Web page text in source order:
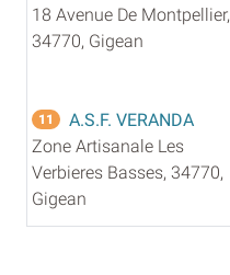
18 Avenue De Montpellier,
34770, Gigean
11
A.S.F. VERANDA
Zone Artisanale Les
Verbieres Basses, 34770,
Gigean